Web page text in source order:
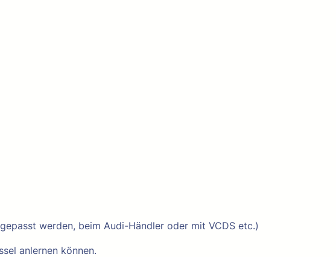
werden, beim Audi-Händler oder mit VCDS etc.)
anlernen können.